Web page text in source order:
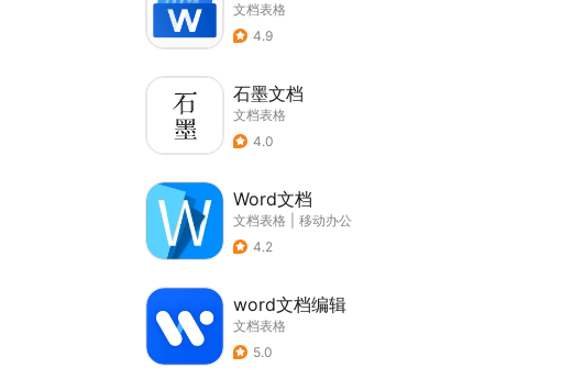
文档表格
4.9
石墨文档
文档表格
4.0
Word文档
文档表格
移动办公
4.2
word文档编辑
文档表格
5.0